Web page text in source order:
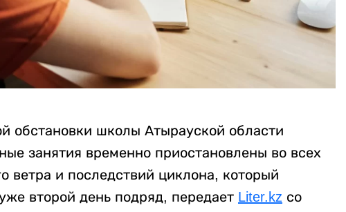
обстановки школы Атырауской области
занятия временно приостановлены во всех
ветра и последствий циклона, который
второй день подряд, передает Liter.kz со